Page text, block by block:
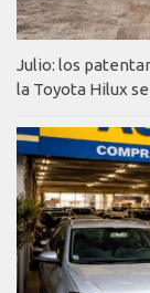
Julio: los
la Toyota Hilux